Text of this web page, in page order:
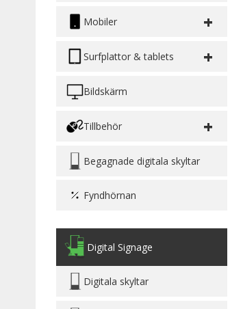
Mobiler +
Surfplattor & tablets +
Bildskärm
Tillbehör +
Begagnade digitala skyltar
Fyndhörnan
Digital Signage
Digitala skyltar